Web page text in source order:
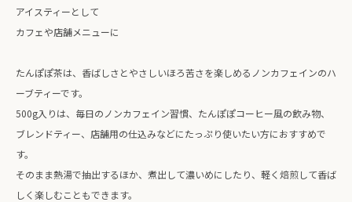
アイスティーとして
カフェや店舗メニューに
たんぽぽ茶は、香ばしさとやさしいほろ苦さを楽しめるノンカフェインのハ
ーブティーです。
500g入りは、毎日のノンカフェイン習慣、たんぽぽコーヒー風の飲み物、
ブレンドティー、店舗用の仕込みなどにたっぷり使いたい方におすすめで
す。
そのまま熱湯で抽出するほか、煮出して濃いめにしたり、軽く焙煎して香ば
しく楽しむこともできます。